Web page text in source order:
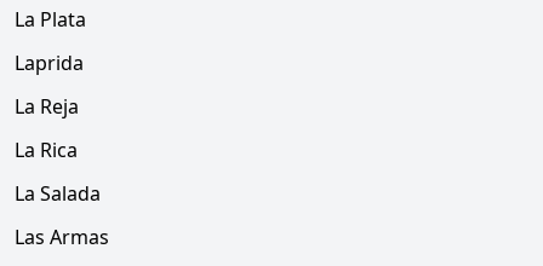
La Plata
Laprida
La Reja
La Rica
La Salada
Las Armas